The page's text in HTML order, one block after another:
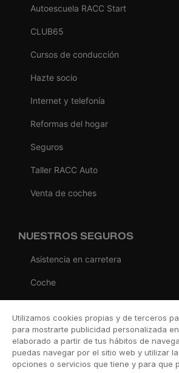
Autoescuela RACC Start
CLUB65
Cursos de conducción
Hazte socio
Internet y telefonía
Reformas del hogar
Seguros
Taller RACC Auto
Venta de coches
NUESTROS SEGUROS
Asistencia en carretera
Coche
Viaje
Hogar
Utilizamos cookies propias y de terceros
para mostrarte publicidad personalizada
elaborado a partir de tus hábitos de
puedas navegar por el sitio web y utilizar
opciones o servicios que tiene y para que